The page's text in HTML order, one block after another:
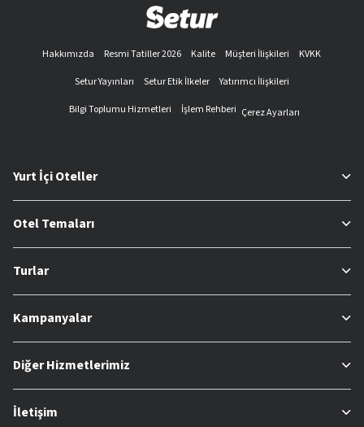
Hakkımızda Resmi Tatiller 2026 Kalite Müşteri İlişkileri
KVKK
Setur Yayınları
Setur Etik İlkeler
Yatırımcı İlişkileri
Bilgi Toplumu Hizmetleri
İşlem Rehberi Çerez Ayarları
Yurt İçi Oteller
Otel Temaları
Turlar
Kampanyalar
Diğer Hizmetlerimiz
İletişim